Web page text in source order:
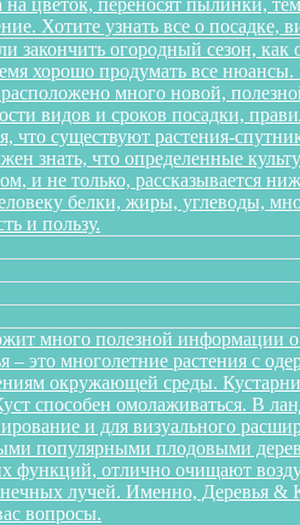
на цветок, переносят
Хотите узнать все о
огородный сезон, как
хорошо продумать все
много новой,
видов и сроков посадки,
что существуют растения-
знать, что определенные
и не только, рассказывается
белки, жиры,
и пользу.
много полезной информации
– это многолетние растения с
окружающей среды.
способен омолаживаться. В
и для визуального
популярными плодовыми
отлично очищают
лучей. Именно, Деревья &
вопросы.